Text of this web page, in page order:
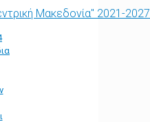
Μακεδονία" 2021-2027